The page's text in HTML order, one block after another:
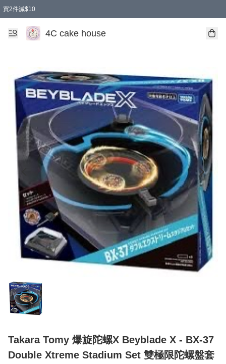
買2件減$10
任選兩件減$10
買兩盒減$10
買兩件減$10
買2件減$10
4C cake house
Takara Tomy 爆旋陀螺X Beyblade X - BX-37
Double Xtreme Stadium Set 雙極限陀螺盤套